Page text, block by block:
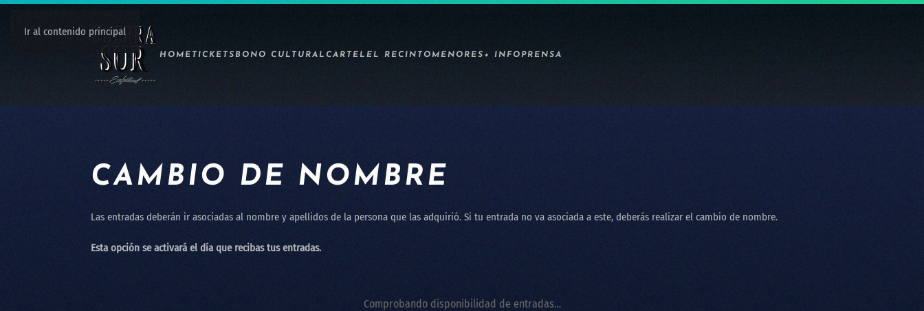
Ir al contenido principal
HOME TICKETSBONO CULTURAL CARTEL EL RECINTOMENORES + INFOPRENSA
CAMBIO DE NOMBRE
Las entradas deberán ir asociadas al nombre y apellidos de la persona que las adquirió. Si tu entrada no va asociada a este, deberás realizar el cambio de nombre.
Esta opción se activará el día que recibas tus entradas.
Comprobando disponibilidad de entradas…